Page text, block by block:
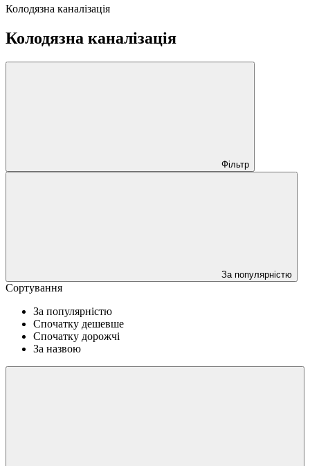
Колодязна каналізація
Колодязна каналізація
Фільтр
За популярністю
Сортування
За популярністю
Спочатку дешевше
Спочатку дорожчі
За назвою